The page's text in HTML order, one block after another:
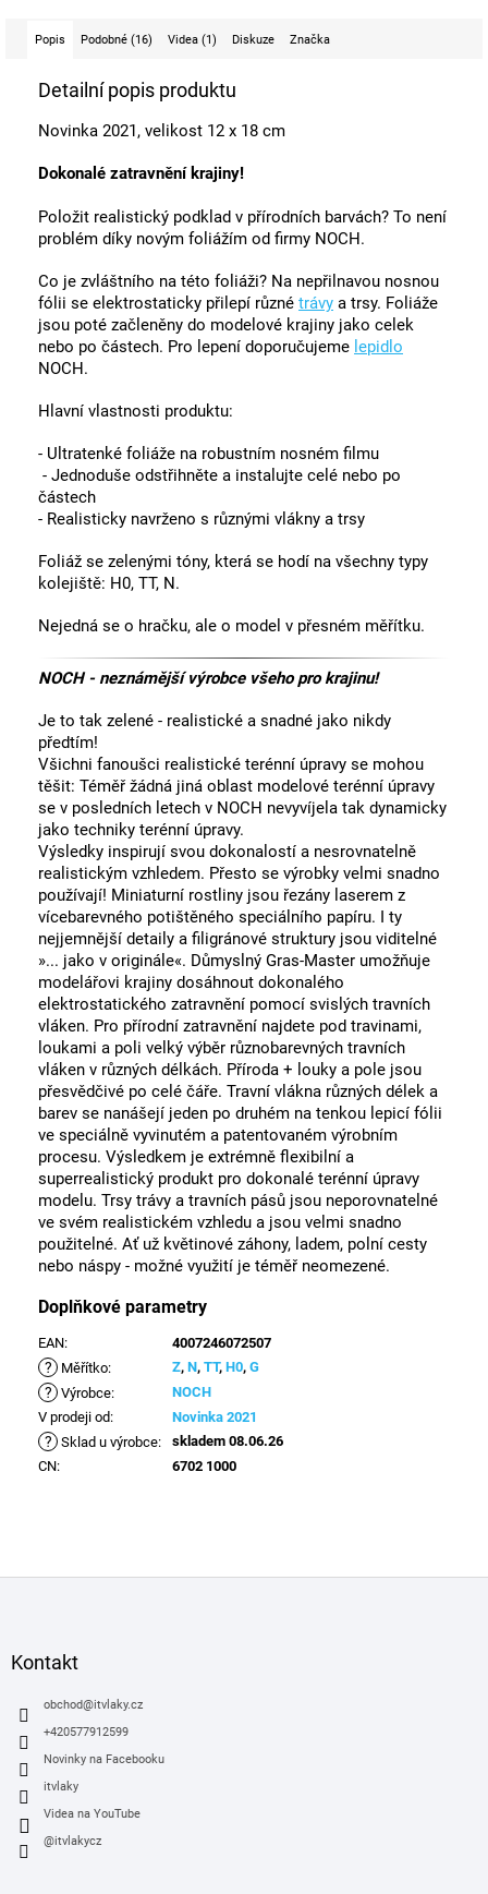
Popis Podobné (16) Videa (1) Diskuze Značka
Detailní popis produktu
Novinka 2021, velikost 12 x 18 cm
Dokonalé zatravnění krajiny!
Položit realistický podklad v přírodních barvách? To není
problém díky novým foliážím od firmy NOCH.
Co je zvláštního na této foliáži? Na nepřilnavou nosnou
fólii se elektrostaticky přilepí různé trávy a trsy. Foliáže
jsou poté začleněny do modelové krajiny jako celek
nebo po částech. Pro lepení doporučujeme lepidlo
NOCH.
Hlavní vlastnosti produktu:
- Ultratenké foliáže na robustním nosném filmu
- Jednoduše odstřihněte a instalujte celé nebo po
částech
- Realisticky navrženo s různými vlákny a trsy
Foliáž se zelenými tóny, která se hodí na všechny typy
kolejiště: H0, TT, N.
Nejedná se o hračku, ale o model v přesném měřítku.
NOCH - neznámější výrobce všeho pro krajinu!
Je to tak zelené - realistické a snadné jako nikdy
předtím!
Všichni fanoušci realistické terénní úpravy se mohou
těšit: Téměř žádná jiná oblast modelové terénní úpravy
se v posledních letech v NOCH nevyvíjela tak dynamicky
jako techniky terénní úpravy.
Výsledky inspirují svou dokonalostí a nesrovnatelně
realistickým vzhledem. Přesto se výrobky velmi snadno
používají! Miniaturní rostliny jsou řezány laserem z
vícebarevného potištěného speciálního papíru. I ty
nejjemnější detaily a filigránové struktury jsou viditelné
»... jako v originále«. Důmyslný Gras-Master umožňuje
modelářovi krajiny dosáhnout dokonalého
elektrostatického zatravnění pomocí svislých travních
vláken. Pro přírodní zatravnění najdete pod travinami,
loukami a poli velký výběr různobarevných travních
vláken v různých délkách. Příroda + louky a pole jsou
přesvědčivé po celé čáře. Travní vlákna různých délek a
barev se nanášejí jeden po druhém na tenkou lepicí fólii
ve speciálně vyvinutém a patentovaném výrobním
procesu. Výsledkem je extrémně flexibilní a
superrealistický produkt pro dokonalé terénní úpravy
modelu. Trsy trávy a travních pásů jsou neporovnatelné
ve svém realistickém vzhledu a jsou velmi snadno
použitelné. Ať už květinové záhony, ladem, polní cesty
nebo náspy - možné využití je téměř neomezené.
Doplňkové parametry
EAN: 4007246072507
? Měřítko: Z, N, TT, H0, G
? Výrobce:
NOCH
V prodeji od: Novinka 2021
? Sklad u výrobce:
skladem 08.06.26
CN: 6702 1000
Kontakt
obchod@itvlaky.cz
+420577912599
Novinky na Facebooku
itvlaky
Videa na YouTube
@itvlakycz